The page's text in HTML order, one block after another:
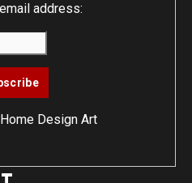
address:
Home Design Art